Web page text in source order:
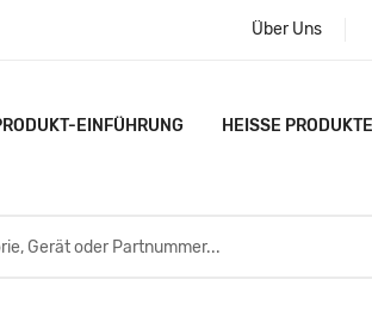
Über Uns
EINFÜHRUNG HEISSE PRODUKTE